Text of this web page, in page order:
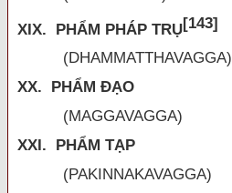
XIX. PHẨM PHÁP TRỤ[143]
(DHAMMATTHAVAGGA)
XX. PHẨM ĐẠO
(MAGGAVAGGA)
XXI. PHẨM TẠP
(PAKINNAKAVAGGA)